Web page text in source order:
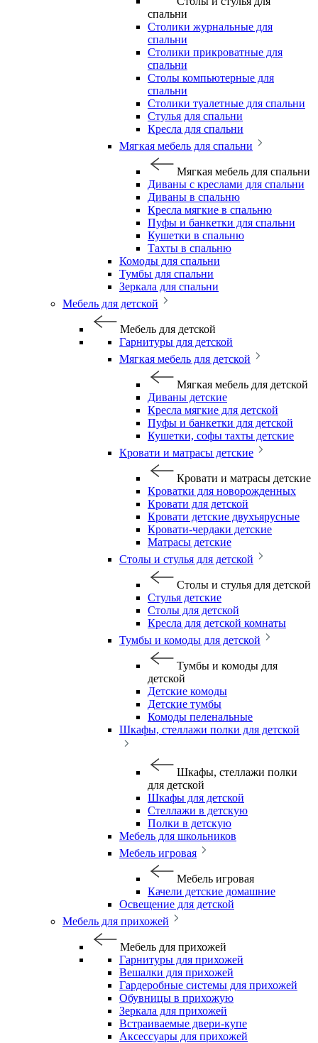
спальни
Столики журнальные для
спальни
Столики прикроватные для
спальни
Столы компьютерные для
спальни
Столики туалетные для спальни
Стулья для спальни
Кресла для спальни
Мягкая мебель для спальни
Мягкая мебель для спальни
Диваны с креслами для спальни
Диваны в спальню
Кресла мягкие в спальню
Пуфы и банкетки для спальни
Кушетки в спальню
Тахты в спальню
Комоды для спальни
Тумбы для спальни
Зеркала для спальни
Мебель для детской
Мебель для детской
Гарнитуры для детской
Мягкая мебель для детской
Мягкая мебель для детской
Диваны детские
Кресла мягкие для детской
Пуфы и банкетки для детской
Кушетки, софы тахты детские
Кровати и матрасы детские
Кровати и матрасы детские
Кроватки для новорожденных
Кровати для детской
Кровати детские двухъярусные
Кровати-чердаки детские
Матрасы детские
Столы и стулья для детской
Столы и стулья для детской
Стулья детские
Столы для детской
Кресла для детской комнаты
Тумбы и комоды для детской
Тумбы и комоды для
детской
Детские комоды
Детские тумбы
Комоды пеленальные
Шкафы, стеллажи полки для детской
Шкафы, стеллажи полки
для детской
Шкафы для детской
Стеллажи в детскую
Полки в детскую
Мебель для школьников
Мебель игровая
Мебель игровая
Качели детские домашние
Освещение для детской
Мебель для прихожей
Мебель для прихожей
Гарнитуры для прихожей
Вешалки для прихожей
Гардеробные системы для прихожей
Обувницы в прихожую
Зеркала для прихожей
Встраиваемые двери-купе
Аксессуары для прихожей